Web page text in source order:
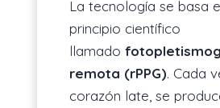
La tecnología se basa
principio científico
llamado
remota (rPPG). Cada
corazón late, se